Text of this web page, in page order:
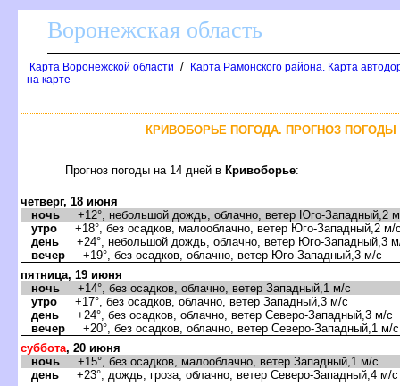
оронежская область
Карта Воронежской области /
Карта Рамонского района. Карта
на карте
КРИВОБОРЬЕ ПОГОДА. ПРОГНОЗ
Прогноз погоды на 14 дней Кривоборье:
четверг, 18 июня
ночь +12°, небольшой дождь, облачно, ветер Юго-Западный,2
утро +18°, без осадков, малооблачно, ветер Юго-Западный,2 м/
день +24°, небольшой дождь, облачно, ветер Юго-Западный,3
ечер +19°, без осадков, облачно, ветер Юго-Западный,3 м/с
пятница, 19 июня
ночь +14°, без осадков, облачно, ветер Западный,1 м/с
утро +17°, без осадков, облачно, ветер Западный,3 м/с
день +24°, без осадков, облачно, ветер Северо-Западный,3 м/с
ечер +20°, без осадков, облачно, ветер Северо-Западный,1 м/с
суббота, 20 июня
ночь +15°, без осадков, малооблачно, ветер Западный,1 м/с
день +23°, дождь, гроза, облачно, ветер Северо-Западный,4 м/с